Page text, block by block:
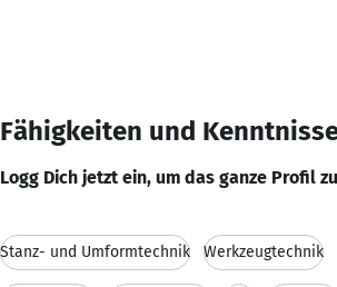
Fähigkeiten und
Logg Dich jetzt ein, um das ganze Profil
Stanz- und Umformtechnik Werkzeugtechnik